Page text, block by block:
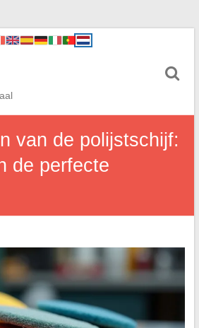
van de polijstschijf:
de perfecte